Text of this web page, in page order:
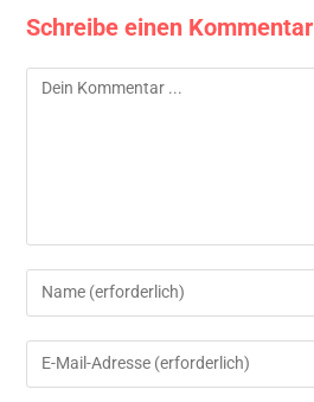
Schreibe einen Kommentar